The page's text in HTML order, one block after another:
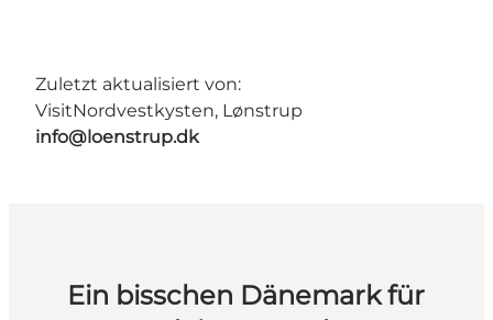
Zuletzt aktualisiert von:
VisitNordvestkysten, Lønstrup
info@loenstrup.dk
Ein bisschen Dänemark für